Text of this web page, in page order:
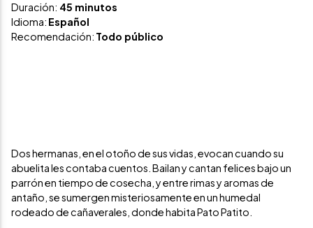
Duración: 45 minutos
Idioma: Español
Recomendación: Todo público
Dos hermanas, en el otoño de sus vidas, evocan cuando su
abuelita les contaba cuentos. Bailan y cantan felices bajo un
parrón en tiempo de cosecha, y entre rimas y aromas de
antaño, se sumergen misteriosamente en un humedal
rodeado de cañaverales, donde habita Pato Patito.